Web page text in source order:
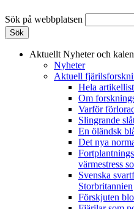
Sök på webbplatsen
Aktuellt Nyheter och
Nyheter
Aktuell
Hela
Om
Varför
Slingrande
En öländsk
Det nya
värmestress
Svenska
Storbritannien
Förskjuten